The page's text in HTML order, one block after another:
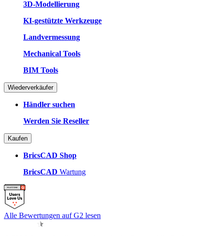
3D-Modellierung
KI-gestützte Werkzeuge
Landvermessung
Mechanical Tools
BIM Tools
Wiederverkäufer
Händler suchen
Werden Sie Reseller
Kaufen
BricsCAD Shop
BricsCAD Wartung
Alle Bewertungen auf G2 lesen